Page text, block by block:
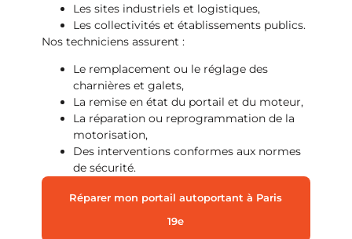
Les sites industriels et logistiques,
Les collectivités et établissements publics.
Nos techniciens assurent :
Le remplacement ou le réglage des
charnières et galets,
La remise en état du portail et du moteur,
La réparation ou reprogrammation de la
motorisation,
Des interventions conformes aux normes
de sécurité.
Réparer mon portail autoportant à Paris
19e